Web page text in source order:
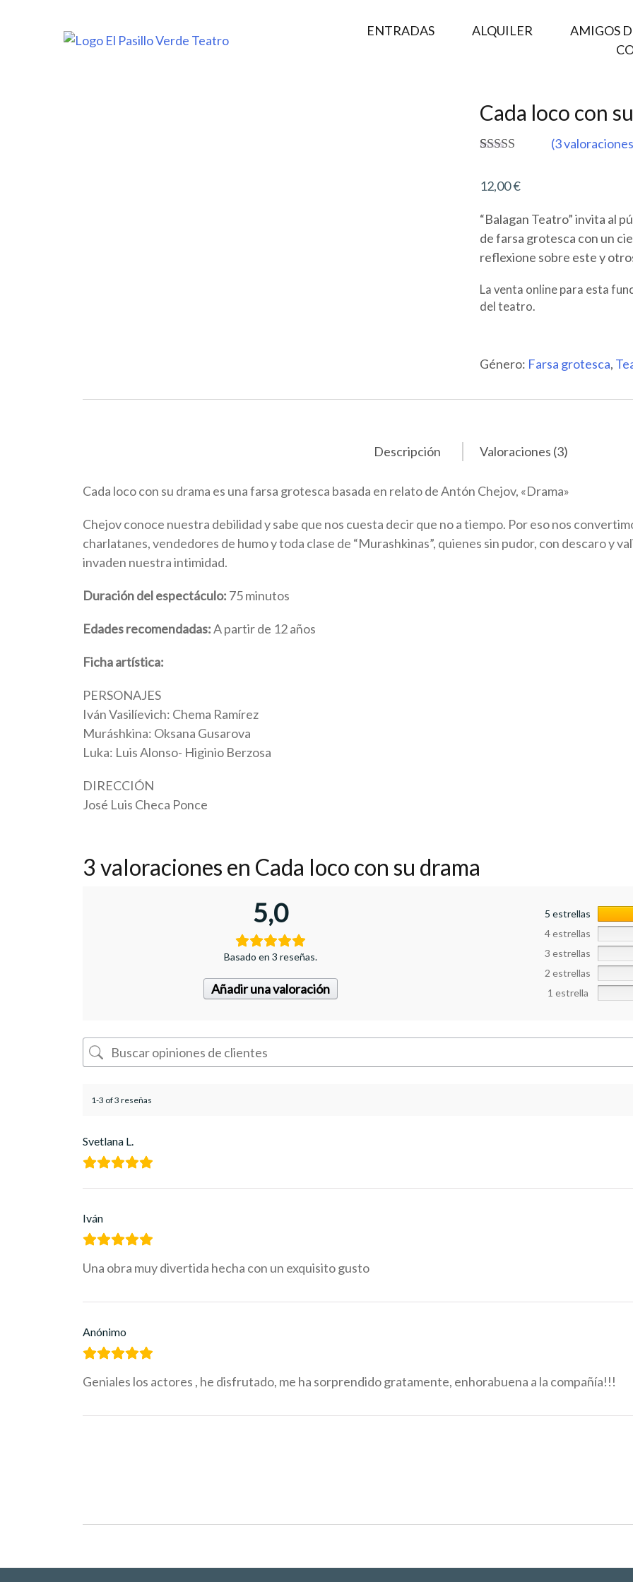
ENTRADAS ALQUILER AMIGOS
Cada loco con
basado en
de clientes
(3
12,00€
“Balagan Teatro” invita al
de farsa grotesca con un
reflexione sobre este y
La venta online para esta
del teatro.
Género: Farsa grotesca,
Descripción Valoraciones (3)
Cada loco con su drama es una farsa grotesca basada en relato de Antón Chejov, «Drama»
Chejov conoce nuestra debilidad y sabe que nos cuesta decir que no a tiempo. Por eso nos
charlatanes, vendedores de humo y toda clase de “Murashkinas”, quienes sin pudor, con descaro y
invaden nuestra intimidad.
Duración del espectáculo: 75 minutos
Edades recomendadas:A partir de 12 años
Ficha artística:
PERSONAJES
Iván Vasilíevich: Chema Ramírez
Muráshkina: Oksana Gusarova
Luka: Luis Alonso- Higinio Berzosa
DIRECCIÓN
José Luis Checa Ponce
3 valoraciones en Cada loco con su drama
5,0
Basado en 3 reseñas.
Añadir una valoración
5 estrellas
4 estrellas
3 estrellas
2 estrellas
1 estrella
1-3 of 3 reseñas
Svetlana L.
Iván
Una obra muy divertida hecha con un exquisito gusto
Anónimo
Geniales los actores , he disfrutado, me ha sorprendido gratamente, enhorabuena a la compañía!!!